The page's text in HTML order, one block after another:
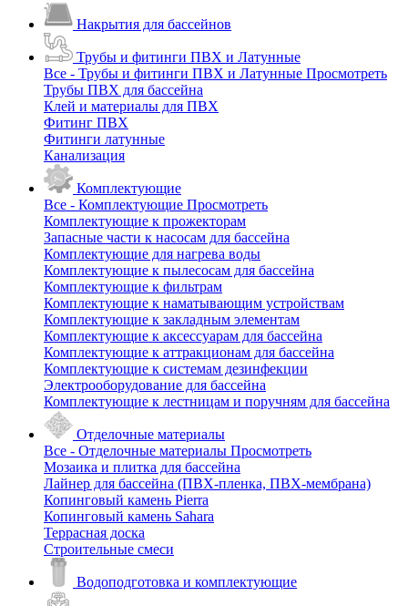
Накрытия для бассейнов
Трубы и фитинги ПВХ и Латунные
Все - Трубы и фитинги ПВХ и Латунные Просмотреть
Трубы ПВХ для бассейна
Клей и материалы для ПВХ
Фитинг ПВХ
Фитинги латунные
Канализация
Комплектующие
Все - Комплектующие Просмотреть
Комплектующие к прожекторам
Запасные части к насосам для бассейна
Комплектующие для нагрева воды
Комплектующие к пылесосам для бассейна
Комплектующие к фильтрам
Комплектующие к наматывающим устройствам
Комплектующие к закладным элементам
Комплектующие к аксессуарам для бассейна
Комплектующие к аттракционам для бассейна
Комплектующие к системам дезинфекции
Электрооборудование для бассейна
Комплектующие к лестницам и поручням для бассейна
Отделочные материалы
Все - Отделочные материалы Просмотреть
Мозаика и плитка для бассейна
Лайнер для бассейна (ПВХ-пленка, ПВХ-мембрана)
Копинговый камень Pierra
Копинговый камень Sahara
Террасная доска
Строительные смеси
Водоподготовка и комплектующие